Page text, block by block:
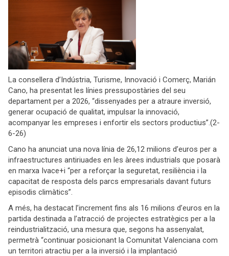
La consellera d’Indústria, Turisme, Innovació i Comerç, Marián
Cano, ha presentat les línies pressupostàries del seu
departament per a 2026, “dissenyades per a atraure inversió,
generar ocupació de qualitat, impulsar la innovació,
acompanyar les empreses i enfortir els sectors productius”.(2-
6-26)
Cano ha anunciat una nova línia de 26,12 milions d’euros per a
infraestructures antiriuades en les àrees industrials que posarà
en marxa Ivace+i “per a reforçar la seguretat, resiliència i la
capacitat de resposta dels parcs empresarials davant futurs
episodis climàtics”.
A més, ha destacat l’increment fins als 16 milions d’euros en la
partida destinada a l’atracció de projectes estratègics per a la
reindustrialització, una mesura que, segons ha assenyalat,
permetrà “continuar posicionant la Comunitat Valenciana com
un territori atractiu per a la inversió i la implantació